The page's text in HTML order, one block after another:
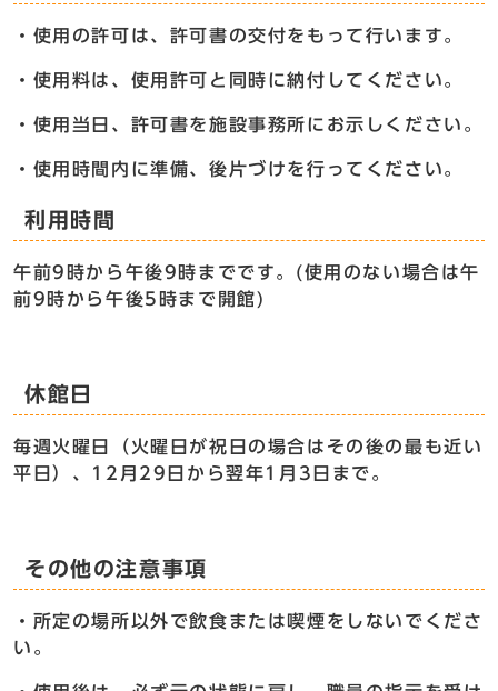
・使用の許可は、許可書の交付をもって行います。
・使用料は、使用許可と同時に納付してください。
・使用当日、許可書を施設事務所にお示しください。
・使用時間内に準備、後片づけを行ってください。
利用時間
午前9時から午後9時までです。(使用のない場合は午
前9時から午後5時まで開館)
休館日
毎週火曜日（火曜日が祝日の場合はその後の最も近い
平日）、12月29日から翌年1月3日まで。
その他の注意事項
・所定の場所以外で飲食または喫煙をしないでくださ
い。